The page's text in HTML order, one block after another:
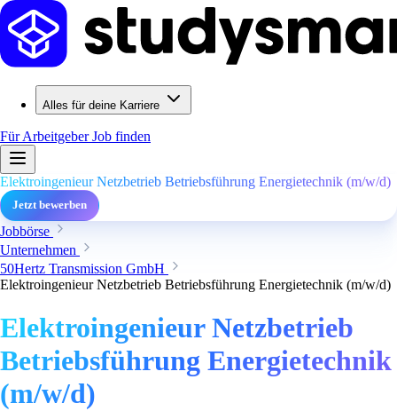
Alles für deine Karriere
Für ArbeitgeberJob finden
Elektroingenieur Netzbetrieb Betriebsführung Energietechnik (m/w/d)
Jetzt bewerben
Jobbörse
Unternehmen
50Hertz Transmission GmbH
Elektroingenieur Netzbetrieb Betriebsführung Energietechnik (m/w/d)
Elektroingenieur Netzbetrieb
Betriebsführung Energietechnik
(m/w/d)